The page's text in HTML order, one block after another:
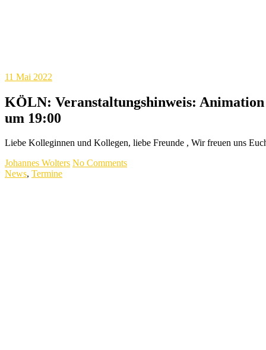
11 Mai 2022
KÖLN: Veranstaltungshinweis:
um 19:00
Liebe Kolleginnen und Kollegen, liebe Freunde , Wir freuen uns
Johannes Wolters No Comments
News, Termine